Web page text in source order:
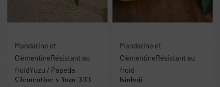
Mandarine et
ClémentineRésistant au
froidYuzu / Papeda
Clementine x Yuzu 333
Mandarine et
ClémentineRésistant au
froid
Kinkoji